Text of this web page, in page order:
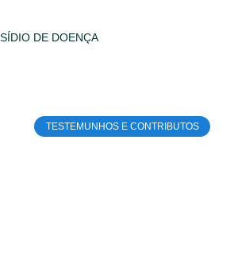
DE DOENÇA
TESTEMUNHOS E CONTRIBUTOS